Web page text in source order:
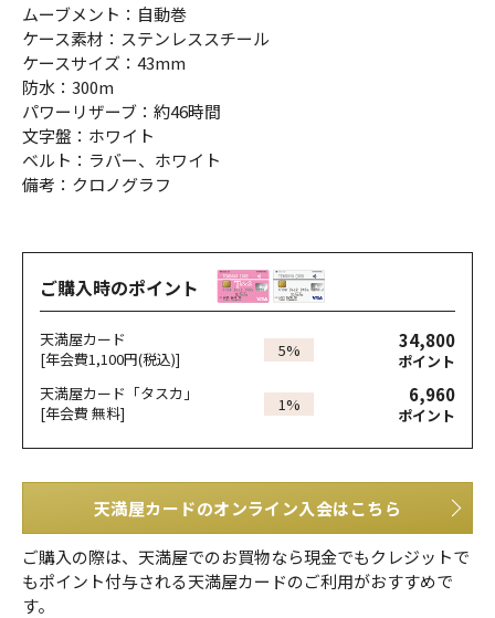
ムーブメント：自動巻
ケース素材：ステンレススチール
ケースサイズ：43mm
防水：300m
パワーリザーブ：約46時間
文字盤：ホワイト
ベルト：ラバー、ホワイト
備考：クロノグラフ
ご購入時のポイント
天満屋カード
[年会費1,100円(税込)]
5% 34,800
ポイント
天満屋カード「タスカ」
[年会費 無料]
1% 6,960
ポイント
天満屋カードのオンライン入会はこちら
ご購入の際は、天満屋でのお買物なら現金でもクレジットで
もポイント付与される天満屋カードのご利用がおすすめで
す。